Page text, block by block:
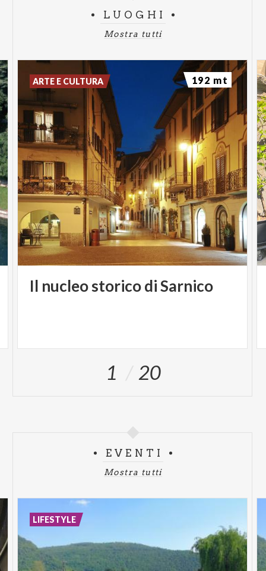
LUOGHI
Mostra tutti
Il nucleostoricodiSarnico
ARTE E CULTURA 192 mt
1 20
EVENTI
Mostra tutti
LIFESTYLE